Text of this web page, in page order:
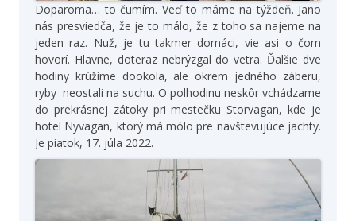
Doparoma… to čumím. Veď to máme na týždeň. Jano
nás presviedča, že je to málo, že z toho sa najeme na
jeden raz. Nuž, je tu takmer domáci, vie asi o čom
hovorí. Hlavne, doteraz nebrýzgal do vetra. Ďalšie dve
hodiny krúžime dookola, ale okrem jedného záberu,
ryby neostali na suchu. O polhodinu neskôr vchádzame
do prekrásnej zátoky pri mestečku Storvagan, kde je
hotel Nyvagan, ktorý má mólo pre navštevujúce jachty.
Je piatok, 17. júla 2022.